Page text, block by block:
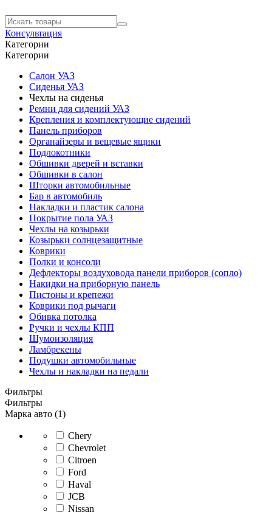
Консультация
Категории
Категории
Салон УАЗ
Сиденья УАЗ
Чехлы на сиденья
Ремни для сидений УАЗ
Крепления и комплектующие сидений
Панель приборов
Органайзеры и вещевые ящики
Подлокотники
Обшивки дверей и вставки
Обшивки в салон
Шторки автомобильные
Бар в автомобиль
Накладки и пластик салона
Покрытие пола УАЗ
Чехлы на козырьки
Козырьки солнцезащитные
Коврики
Полки и консоли
Дефлекторы воздуховода панели приборов (сопло)
Накидки на приборную панель
Пистоны и крепежи
Коврики под рычаги
Обивка потолка
Ручки и чехлы КПП
Шумоизоляция
Ламбрекены
Подушки автомобильные
Чехлы и накладки на педали
Фильтры
Фильтры
Марка авто (1)
Chery
Chevrolet
Citroen
Ford
Haval
JCB
Nissan